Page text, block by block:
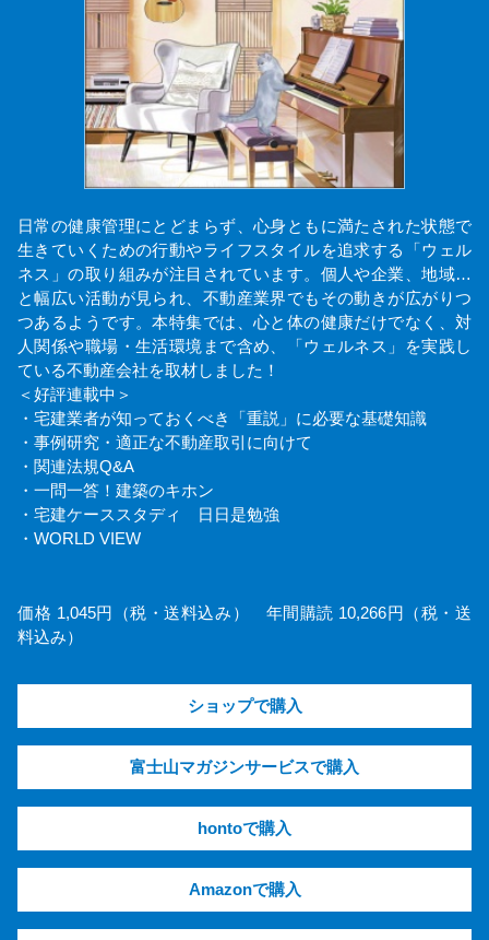
日常の健康管理にとどまらず、心身ともに満たされた状態で
生きていくための行動やライフスタイルを追求する「ウェル
ネス」の取り組みが注目されています。個人や企業、地域…
と幅広い活動が見られ、不動産業界でもその動きが広がりつ
つあるようです。本特集では、心と体の健康だけでなく、対
人関係や職場・生活環境まで含め、「ウェルネス」を実践し
ている不動産会社を取材しました！
＜好評連載中＞
・宅建業者が知っておくべき「重説」に必要な基礎知識
・事例研究・適正な不動産取引に向けて
・関連法規Q&A
・一問一答！建築のキホン
・宅建ケーススタディ 日日是勉強
・WORLD VIEW
価格 1,045円（税・送料込み） 年間購読 10,266円（税・送
料込み）
ショップで購入
富士山マガジンサービスで購入
hontoで購入
Amazonで購入